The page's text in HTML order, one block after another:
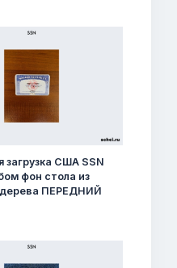
загрузка США SSN
фон стола из
дерева ПЕРЕДНИЙ